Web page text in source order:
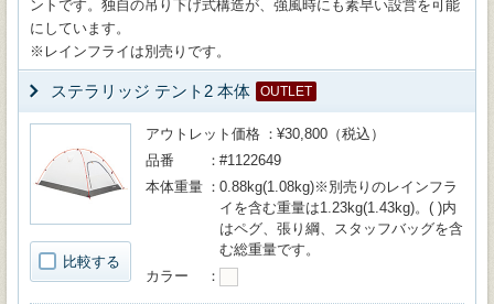
ントです。独自の吊り下げ式構造が、強風時にも素早い設営を可能
にしています。
※レインフライは別売りです。
ステラリッジ テント2 本体 OUTLET
比較する
アウトレット価格
¥30,800（税込）
品番
#1122649
本体重量
0.88kg(1.08kg)※別売りのレインフラ
イを含む重量は1.23kg(1.43kg)。( )内
はペグ、張り綱、スタッフバッグを含
む総重量です。
カラー